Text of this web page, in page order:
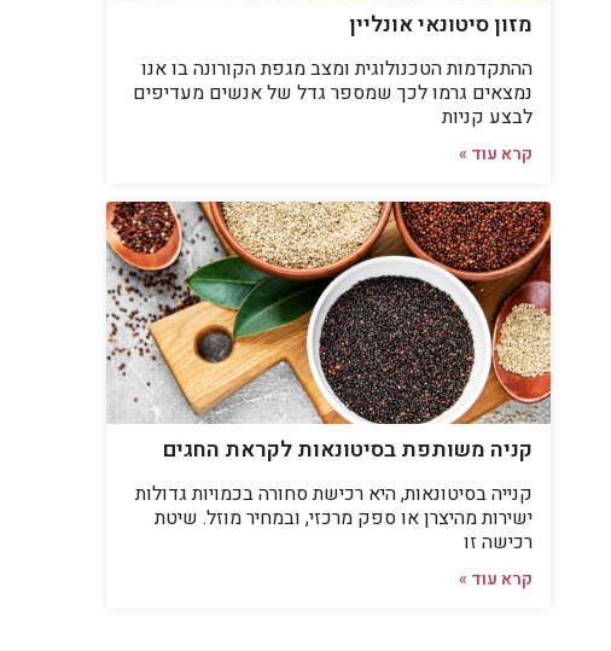
מזון סיטונאי אונליין
ההתקדמות הטכנולוגית ומצב מגפת הקורונה בו אנו
נמצאים גרמו לכך שמספר גדל של אנשים מעדיפים
לבצע קניות
קרא עוד »
קניה משותפת בסיטונאות לקראת החגים
קנייה בסיטונאות, היא רכישת סחורה בכמויות גדולות
ישירות מהיצרן או ספק מרכזי, ובמחיר מוזל. שיטת
רכישה זו
קרא עוד »